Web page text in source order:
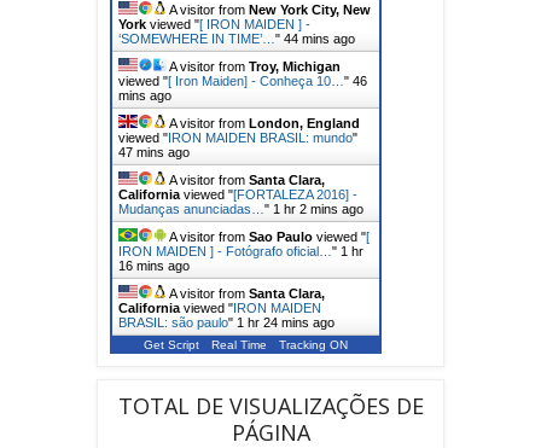
A visitor from New York City, New
York viewed "[ IRON MAIDEN ] -
‘SOMEWHERE IN TIME’… " 44 mins ago
A visitor from Troy, Michigan
viewed "[ Iron Maiden] - Conheça 10… " 46
mins ago
A visitor from London, England
viewed "IRON MAIDEN BRASIL: mundo"
47 mins ago
A visitor from Santa Clara,
California viewed "[FORTALEZA 2016] -
Mudanças anunciadas… " 1 hr 2 mins ago
A visitor from Sao Paulo viewed "[
IRON MAIDEN ] - Fotógrafo oficial… " 1 hr
16 mins ago
A visitor from Santa Clara,
California viewed "IRON MAIDEN
BRASIL: são paulo" 1 hr 24 mins ago
Get Script Real Time Tracking ON
TOTAL DE VISUALIZAÇÕES DE
PÁGINA